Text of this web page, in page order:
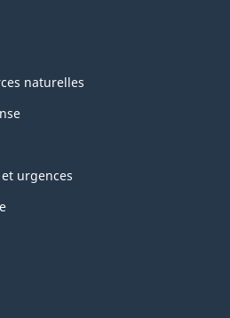
naturelles
urgences